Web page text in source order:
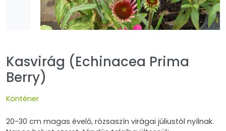
Kasvirág (Echinacea Prima
Berry)
Konténer
20-30 cm magas évelő, rózsaszín virágai júliustól nyílnak.